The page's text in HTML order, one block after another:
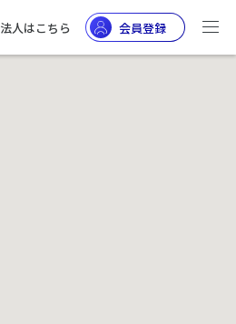
法人はこちら 会員登録